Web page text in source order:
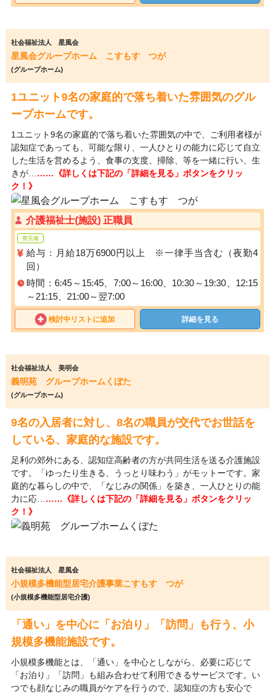
社会福祉法人 星風会
星風会グループホーム こすもす つが
(グループホーム)
1ユニット9名の家庭的で落ち着いた雰囲気のグル
ープホームです。
1ユニット9名の家庭的で落ち着いた雰囲気の中で、ご利用者様が
認知症であっても、可能な限り、一人ひとりの能力に応じて自立
した生活を営めるよう、食事の支度、掃除、等を一緒に行い、生
きが… ……《詳しくは下記の「詳細を見る」ボタンをクリッ
ク！》
介護福祉士(施設) 正職員
寮完備
給与：月給18万6900円以上 ※一律手当含む（夜勤4
回）
時間：6:45～15:45、7:00～16:00、10:30～19:30、12:15
～21:15、21:00～翌7:00
検討中リストに追加 詳細を見る
社会福祉法人 美明会
義明苑 グループホームくぼた
(グループホーム)
9名の入居者に対し、8名の職員が交代でお世話を
している、家庭的な施設です。
足利の郊外にある、認知症高齢者の方が共同生活を送る介護施設
です。「ゆったり生きる、うっとり味わう」がモットーです。家
庭的な暮らしの中で、「なじみの関係」を築き、一人ひとりの能
力に応… ……《詳しくは下記の「詳細を見る」ボタンをクリッ
ク！》
社会福祉法人 星風会
小規模多機能型居宅介護事業こすもす つが
(小規模多機能型居宅介護)
「通い」を中心に「お泊り」「訪問」も行う、小
規模多機能施設です。
小規模多機能とは、「通い」を中心としながら、必要に応じて
「お泊り」「訪問」も組み合わせて利用できるサービスです。い
つでも顔なじみの職員がケアを行うので、認知症の方も安心で